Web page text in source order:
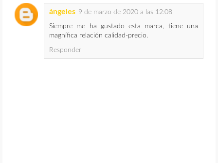
ángeles 9 de marzo de 2020 a las 12:08
Siempre me ha gustado esta marca, tiene una
magnífica relación calidad-precio.
Responder